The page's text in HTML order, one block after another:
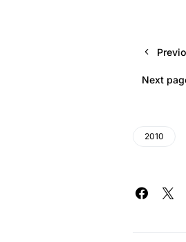
Next
2010